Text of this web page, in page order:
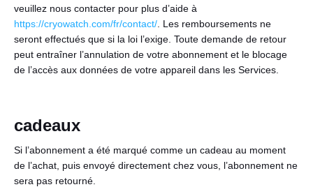
veuillez nous contacter pour plus d’aide à
https://cryowatch.com/fr/contact/ . Les remboursements ne
seront effectués que si la loi l’exige. Toute demande de retour
peut entraîner l’annulation de votre abonnement et le blocage
de l’accès aux données de votre appareil dans les Services.
cadeaux
Si l’abonnement a été marqué comme un cadeau au moment
de l’achat, puis envoyé directement chez vous, l’abonnement ne
sera pas retourné.